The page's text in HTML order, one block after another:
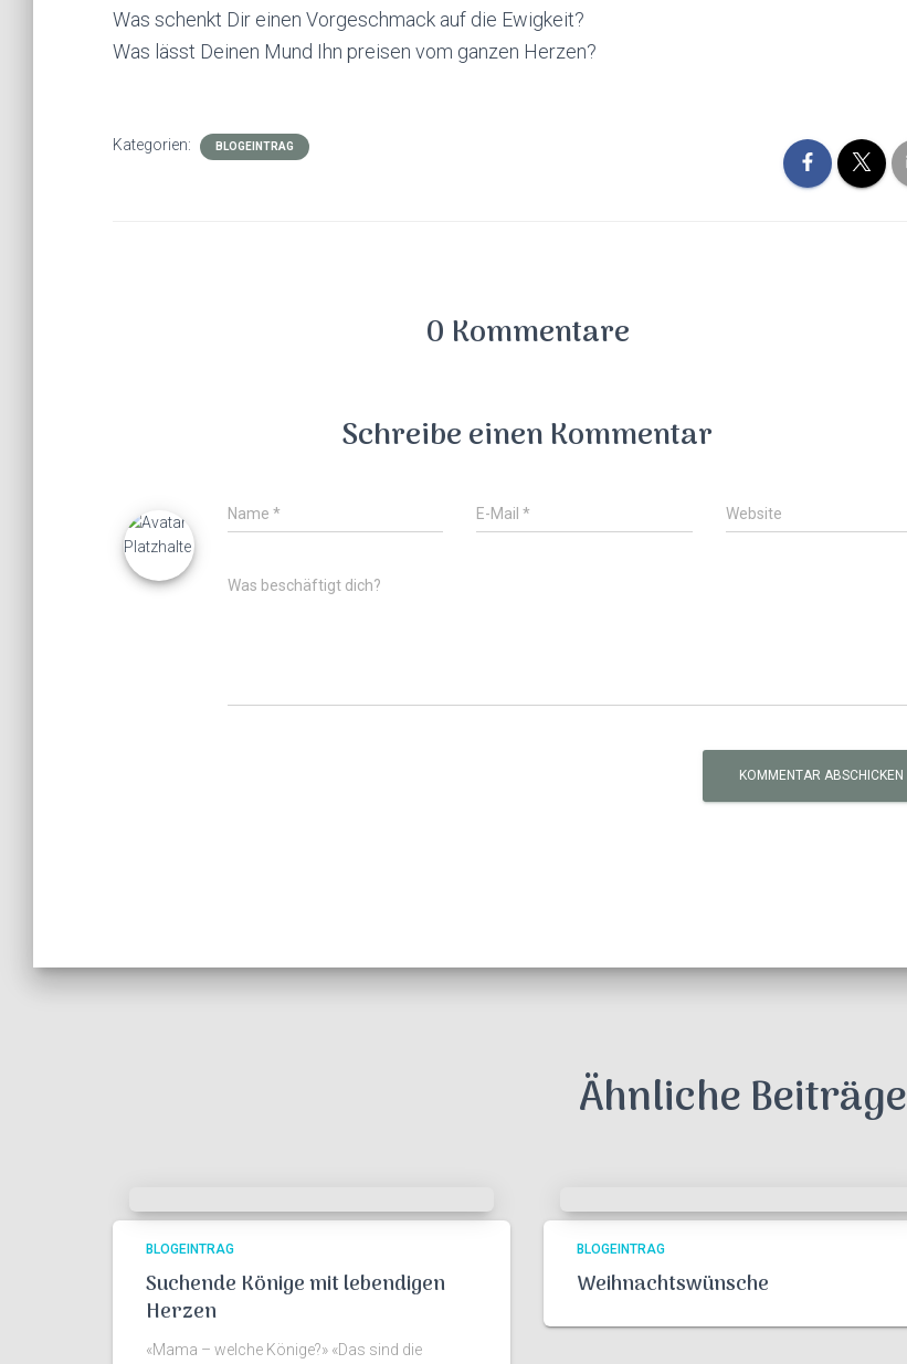
Was schenkt Dir einen Vorgeschmack auf die Ewigkeit?
Was lässt Deinen Mund Ihn preisen vom ganzen Herzen?
Kategorien: BLOGEINTRAG
0 Kommentare
Schreibe einen Kommentar
Name * E-Mail* Website
Was beschäftigt dich?
Ähnliche Beiträge
BLOGEINTRAG
Suchende Könige mit lebendigen
Herzen
«Mama – welche Könige?» «Das sind die
BLOGEINTRAG
Weihnachtswünsche